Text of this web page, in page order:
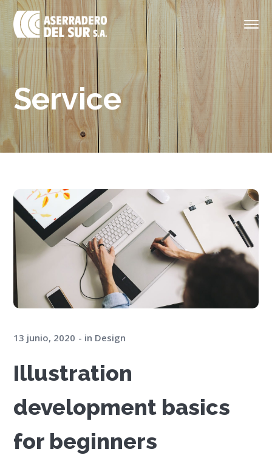
Service
13 junio, 2020 in Design
Illustration
development basics
for beginners